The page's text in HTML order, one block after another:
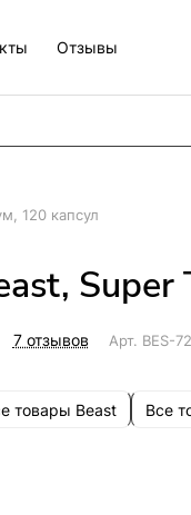
Отзывы
120 капсул
Super
7 отзывов Арт. BES-
товары Beast Все